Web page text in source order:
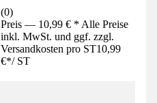
(0)
Preis — 10,99 € * Alle Preise
inkl. MwSt. und ggf. zzgl.
Versandkosten pro ST10,99
€*/ ST